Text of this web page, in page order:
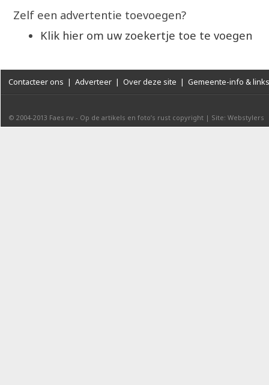
Zelf een advertentie toevoegen?
Klik hier om uw zoekertje toe te voegen
Contacteer ons | Adverteer | Over deze site | Gemeente-info & links
© 2004-2013 Faes nv - Op de artikels en foto’s rust copyright | Site: Webstylers